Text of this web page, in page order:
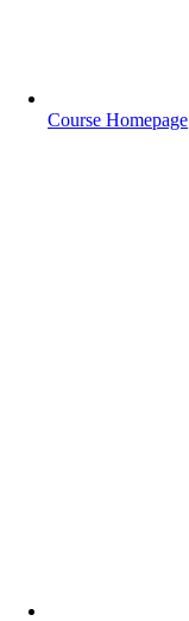
Course Homepage